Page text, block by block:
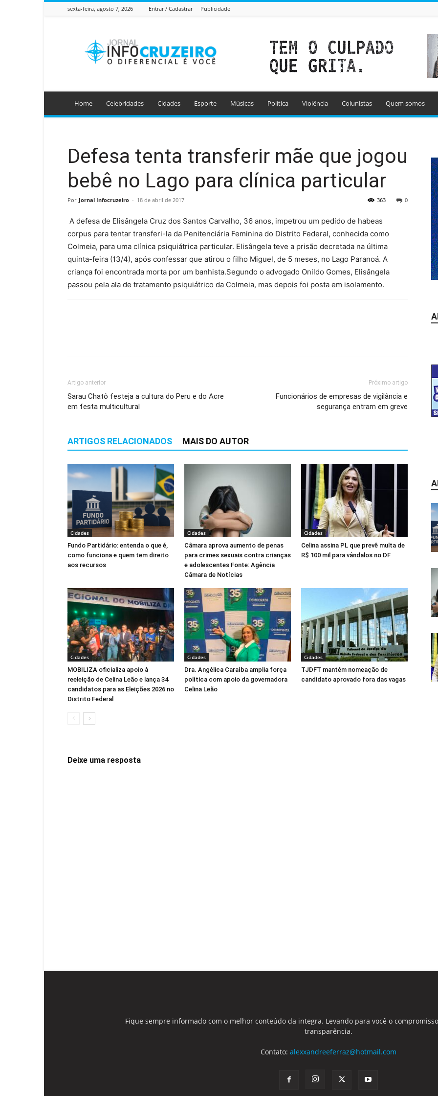
sexta-feira, agosto 7, 2026 Entrar / Cadastrar Publicidade
Info
Cruzeiro
Home Celebridades Cidades Esporte Músicas Política Violência Colunistas Quem somos
Defesa tenta transferir mãe que jogou
bebê no Lago para clínica particular
Por Jornal Infocruzeiro - 18 de abril de 2017 0
363
A defesa de Elisângela Cruz dos Santos Carvalho, 36 anos, impetrou um pedido de habeas
corpus para tentar transferi-la da Penitenciária Feminina do Distrito Federal, conhecida como
Colmeia, para uma clínica psiquiátrica particular. Elisângela teve a prisão decretada na última
quinta-feira (13/4), após confessar que atirou o filho Miguel, de 5 meses, no Lago Paranoá. A
criança foi encontrada morta por um banhista.Segundo o advogado Onildo Gomes, Elisângela
passou pela ala de tratamento psiquiátrico da Colmeia, mas depois foi posta em isolamento.
Artigo anterior
Sarau Chatô festeja a cultura do Peru e do Acre
em festa multicultural
Próximo artigo
Funcionários de empresas de vigilância e
segurança entram em greve
ARTIGOS RELACIONADOS MAIS DO AUTOR
Cidades
Fundo Partidário: entenda o que é,
como funciona e quem tem direito
aos recursos
Cidades
Câmara aprova aumento de penas
para crimes sexuais contra crianças
e adolescentes Fonte: Agência
Câmara de Notícias
Cidades
Celina assina PL que prevê multa de
R$ 100 mil para vândalos no DF
Cidades
MOBILIZA oficializa apoio à
reeleição de Celina Leão e lança 34
candidatos para as Eleições 2026 no
Distrito Federal
Cidades
Dra. Angélica Caraíba amplia força
política com apoio da governadora
Celina Leão
Cidades
TJDFT mantém nomeação de
candidato aprovado fora das vagas
Deixe uma resposta
Fique sempre informado com o melhor conteúdo da integra. Levando para você o
transparência.
Contato: alexxandreeferraz@hotmail.com